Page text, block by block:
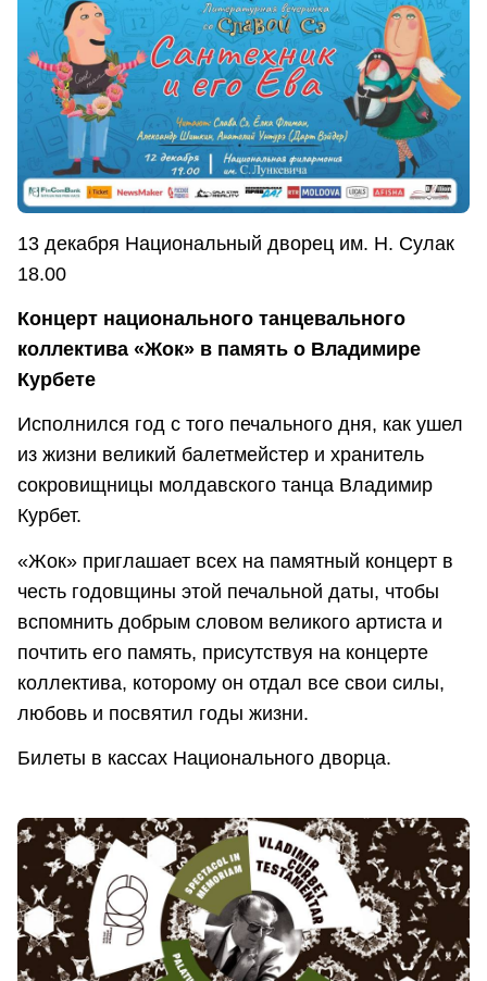
13 декабря Национальный дворец им. Н. Сулак
18.00
Концерт национального танцевального
коллектива «Жок» в память о Владимире
Курбете
Исполнился год с того печального дня, как ушел
из жизни великий балетмейстер и хранитель
сокровищницы молдавского танца Владимир
Курбет.
«Жок» приглашает всех на памятный концерт в
честь годовщины этой печальной даты, чтобы
вспомнить добрым словом великого артиста и
почтить его память, присутствуя на концерте
коллектива, которому он отдал все свои силы,
любовь и посвятил годы жизни.
Билеты в кассах Национального дворца.